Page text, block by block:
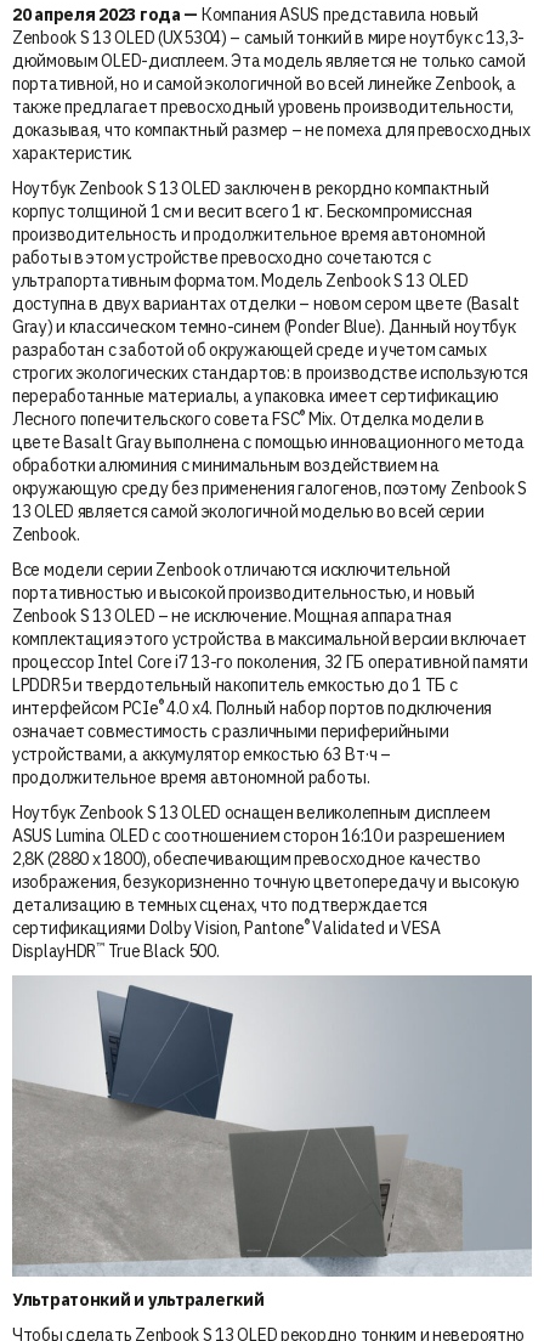
20 апреля 2023 года — Компания ASUS представила новый
Zenbook S 13 OLED (UX5304) – самый тонкий в мире ноутбук с 13,3-
дюймовым OLED-дисплеем. Эта модель является не только самой
портативной, но и самой экологичной во всей линейке Zenbook, а
также предлагает превосходный уровень производительности,
доказывая, что компактный размер – не помеха для превосходных
характеристик.
Ноутбук Zenbook S 13 OLED заключен в рекордно компактный
корпус толщиной 1 см и веситвсего 1 кг. Бескомпромиссная
производительность и продолжительное время автономной
работы в этом устройстве превосходно сочетаются с
ультрапортативным форматом. Модель Zenbook S 13 OLED
доступна в двух вариантах отделки – новом сером цвете (Basalt
Gray) и классическом темно-синем (Ponder Blue). Данный ноутбук
разработан с заботой об окружающей среде и учетом самых
строгих экологических стандартов: в производстве используются
переработанные материалы, а упаковка имеет сертификацию
Лесного попечительского совета FSC® Mix. Отделка модели в
цвете Basalt Gray выполнена с помощью инновационного метода
обработки алюминия с минимальным воздействием на
окружающую среду без применения галогенов, поэтому Zenbook S
13 OLED является самой экологичной моделью во всей серии
Zenbook.
Все модели серии Zenbook отличаются исключительной
портативностью и высокой производительностью, и новый
Zenbook S 13 OLED – не исключение. Мощная аппаратная
комплектация этого устройства в максимальной версии включает
процессор Intel Core i7 13-го поколения, 32 ГБ оперативной памяти
LPDDR5 и твердотельный накопитель емкостью до 1 ТБ с
интерфейсом PCIe®4.0 x4. Полный набор портов подключения
означает совместимость с различными периферийными
устройствами, а аккумулятор емкостью 63 Вт·ч –
продолжительное время автономной работы.
Ноутбук Zenbook S 13 OLED оснащен великолепным дисплеем
ASUS Lumina OLED с соотношением сторон 16:10 и разрешением
2,8K (2880 x 1800), обеспечивающим превосходное качество
изображения, безукоризненно точную цветопередачу и высокую
детализацию в темных сценах, что подтверждается
сертификациями Dolby Vision, Pantone®Validated и VESA
DisplayHDR™True Black 500.
Ультратонкий и ультралегкий
Чтобы сделать Zenbook S 13 OLED рекордно тонким и невероятно